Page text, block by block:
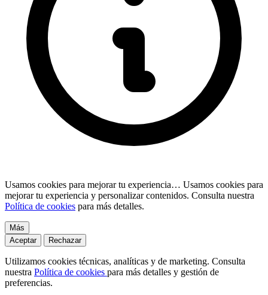
Usamos cookies para mejorar tu experiencia… Usamos cookies para
mejorar tu experiencia y personalizar contenidos. Consulta nuestra
Política de cookies para más detalles.
Más
Aceptar
Rechazar
Utilizamos cookies técnicas, analíticas y de marketing. Consulta
nuestra Política de cookies para más detalles y gestión de
preferencias.